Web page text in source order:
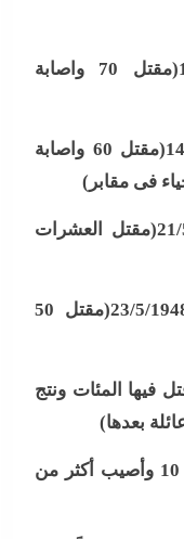
مجزرة صفد : 13/5/1948(مقتل 70 واصابة
مجزرة أبو شوشة : 14/5/1948(مقتل 60 واصابة
فى مقابر )
مجزرة بيت داراس : 21/5/1948(مقتل العشرات
مجزرة الطنطورة : 22 – 23/5/1948(مقتل 50
الرملة : يونيو / 1948(قتل فيها المئات ونتج
)
مجزرة جمزو : 9/7/1948(قتل 10 وأصيب أكثر من